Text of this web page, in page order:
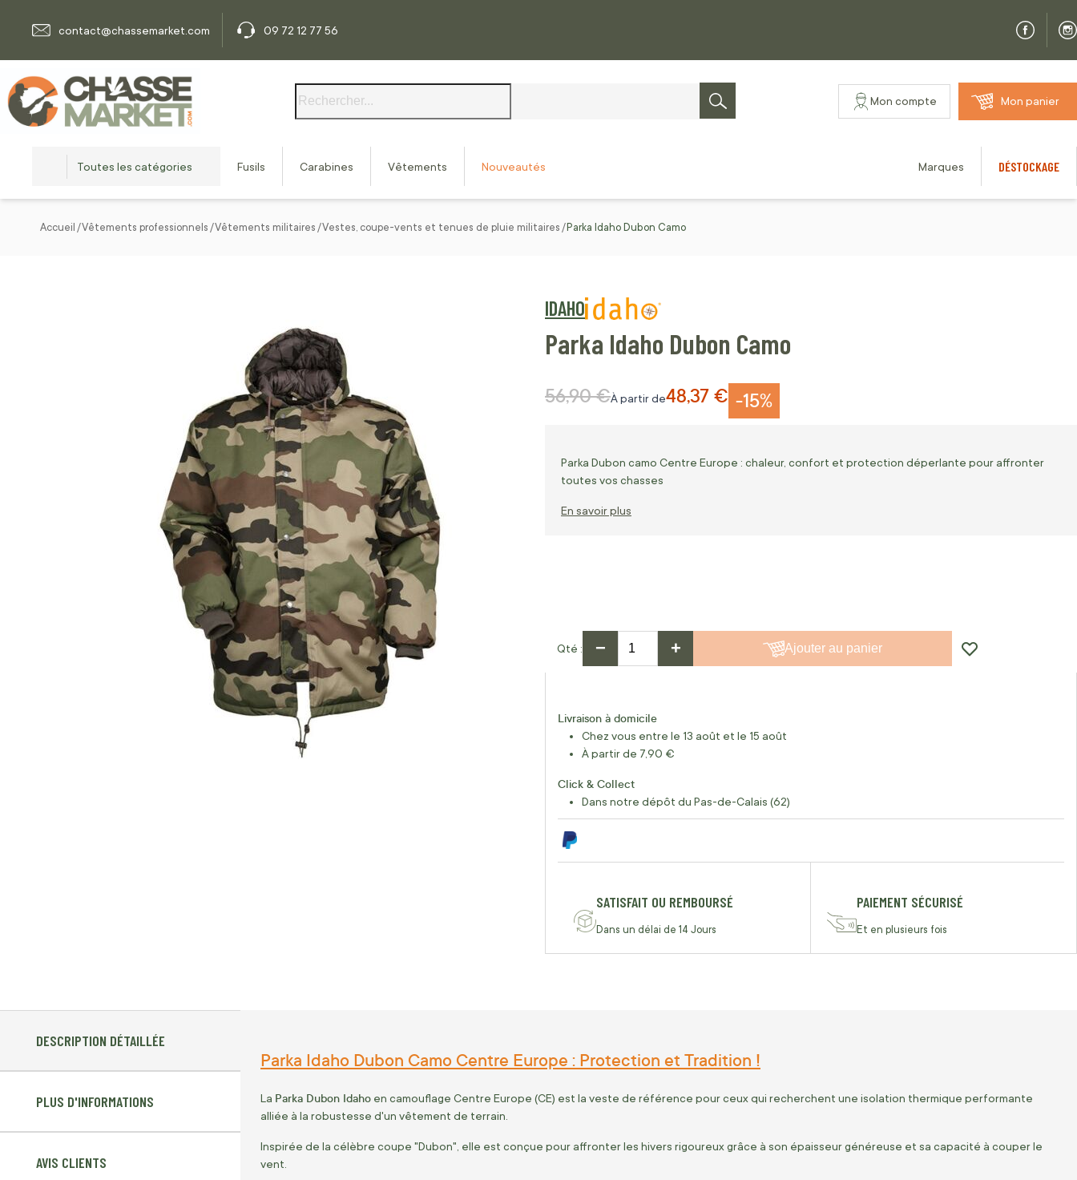
contact@chassemarket.com
09 72 12 77 56
Rechercher
Mon compte Mon panier
Toutes les catégories Fusils Carabines Vêtements Nouveautés Marques DÉSTOCKAGE
Accueil Vêtements professionnels Vêtements militaires Vestes, coupe-vents et tenues de pluie militaires Parka Idaho Dubon Camo
IDAHO
Parka Idaho Dubon Camo
-15%
À partir de48,37 €
Prix normal
56,90 €
Parka Dubon camo Centre Europe : chaleur, confort et protection déperlante pour affronter
toutes vos chasses
En savoir plus
Qté − + Ajouter au panier
Livraison à domicile
Chez vous entre le 13 août et le 15 août
À partir de 7,90 €
Click & Collect
Dans notre dépôt du Pas-de-Calais (62)
SATISFAIT OU REMBOURSÉ
Dans un délai de 14 Jours
PAIEMENT SÉCURISÉ
Et en plusieurs fois
DESCRIPTION DÉTAILLÉE
PLUS D'INFORMATIONS
AVIS CLIENTS
Parka Idaho Dubon Camo Centre Europe : Protection et Tradition !
La Parka Dubon Idaho en camouflage Centre Europe (CE) est la veste de référence pour ceux qui recherchent une isolation thermique performante
alliée à la robustesse d'un vêtement de terrain.
Inspirée de la célèbre coupe "Dubon", elle est conçue pour affronter les hivers rigoureux grâce à son épaisseur généreuse et sa capacité à couper le
vent.